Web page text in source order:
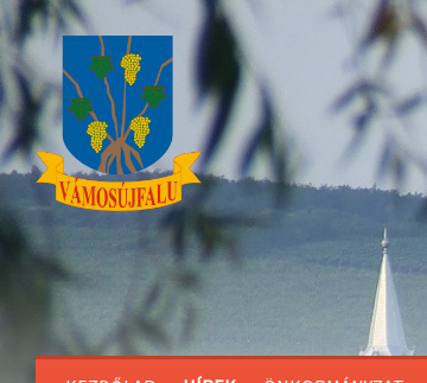
Skip
to
Content